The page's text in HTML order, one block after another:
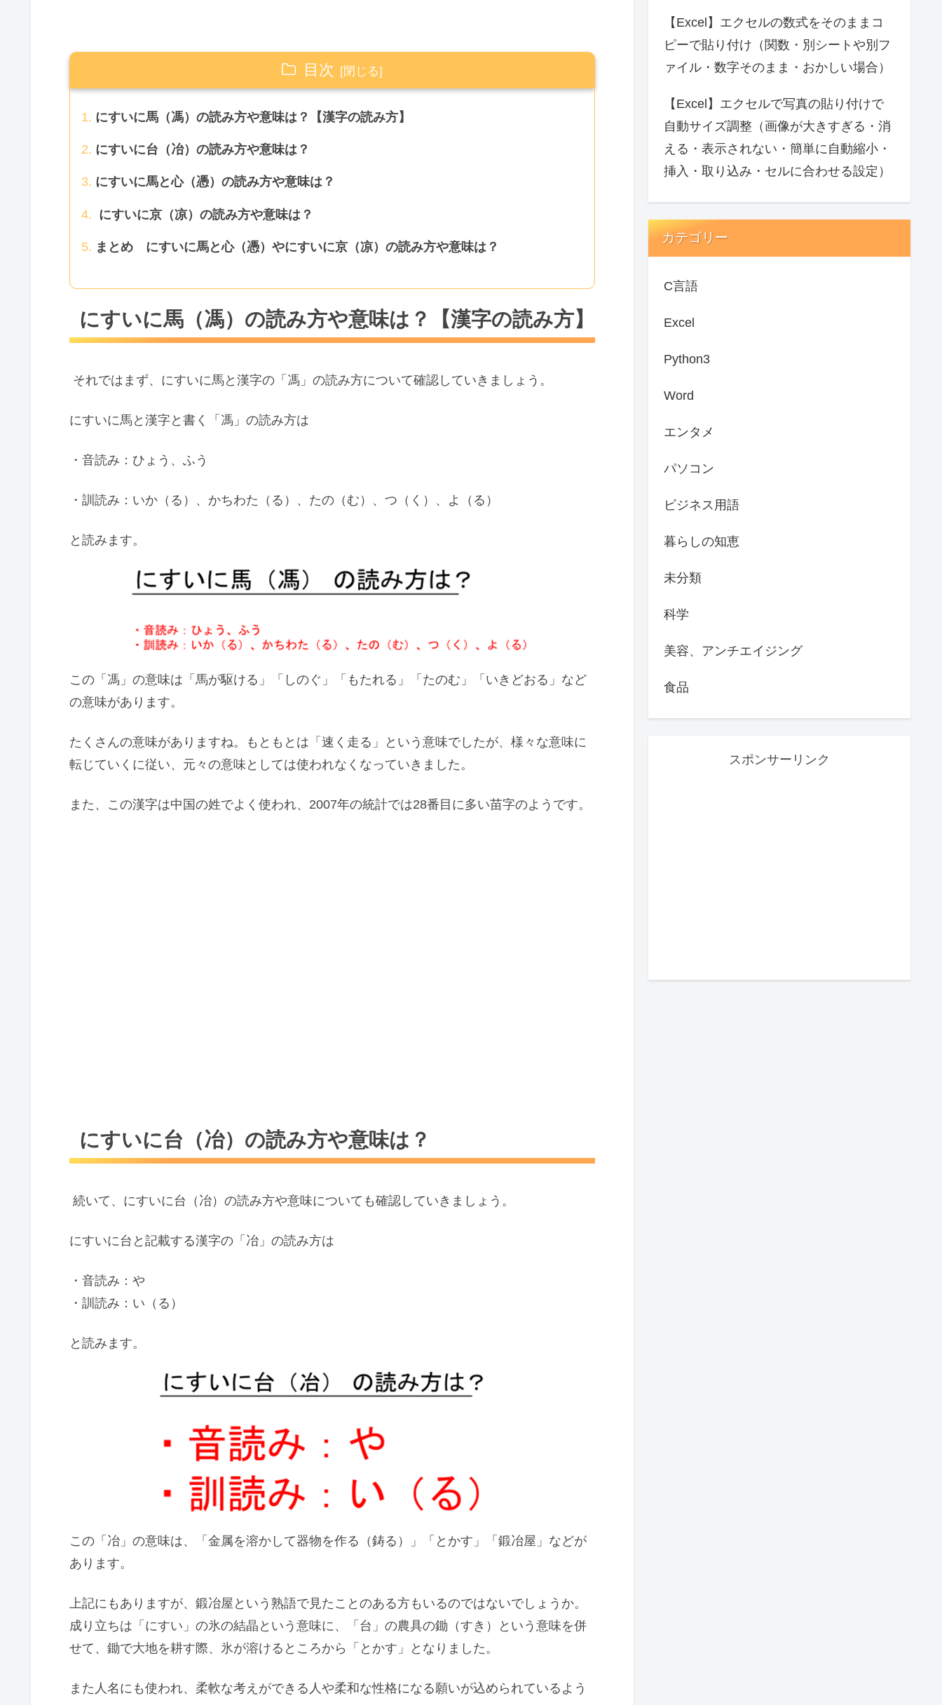
目次
にすいに馬（馮）の読み方や意味は？【漢字の読み方】
にすいに台（冶）の読み方や意味は？
にすいに馬と心（憑）の読み方や意味は？
にすいに京（凉）の読み方や意味は？
まとめ にすいに馬と心（憑）やにすいに京（凉）の読み方や意味は？
にすいに馬（馮）の読み方や意味は？【漢字の読み方】
それではまず、にすいに馬と漢字の「馮」の読み方について確認していきましょう。
にすいに馬と漢字と書く「馮」の読み方は
・音読み：ひょう、ふう
・訓読み：いか（る）、かちわた（る）、たの（む）、つ（く）、よ（る）
と読みます。
この「馮」の意味は「馬が駆ける」「しのぐ」「もたれる」「たのむ」「いきどおる」など
の意味があります。
たくさんの意味がありますね。もともとは「速く走る」という意味でしたが、様々な意味に
転じていくに従い、元々の意味としては使われなくなっていきました。
また、この漢字は中国の姓でよく使われ、2007年の統計では28番目に多い苗字のようです。
にすいに台（冶）の読み方や意味は？
続いて、にすいに台（冶）の読み方や意味についても確認していきましょう。
にすいに台と記載する漢字の「冶」の読み方は
・音読み：や
・訓読み：い（る）
と読みます。
この「冶」の意味は、「金属を溶かして器物を作る（鋳る）」「とかす」「鍛冶屋」などが
あります。
上記にもありますが、鍛冶屋という熟語で見たことのある方もいるのではないでしょうか。
成り立ちは「にすい」の氷の結晶という意味に、「台」の農具の鋤（すき）という意味を併
せて、鋤で大地を耕す際、氷が溶けるところから「とかす」となりました。
また人名にも使われ、柔軟な考えができる人や柔和な性格になる願いが込められているよう
【Excel】エクセルの数式をそのままコ
ピーで貼り付け（関数・別シートや別フ
ァイル・数字そのまま・おかしい場合）
【Excel】エクセルで写真の貼り付けで
自動サイズ調整（画像が大きすぎる・消
える・表示されない・簡単に自動縮小・
挿入・取り込み・セルに合わせる設定）
カテゴリー
C言語
Excel
Python3
Word
エンタメ
パソコン
ビジネス用語
暮らしの知恵
未分類
科学
美容、アンチエイジング
食品
スポンサーリンク